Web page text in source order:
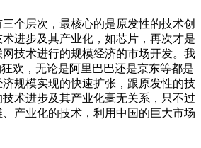
个层次，最核心的是原发性的技术创
进步及其产业化，如芯片，再次才是
技术进行的规模经济的市场开发。我
欢，无论是阿里巴巴还是京东等都是
规模实现的快速扩张，跟原发性的技
术进步及其产业化毫无关系，只不过
产业化的技术，利用中国的巨大市场